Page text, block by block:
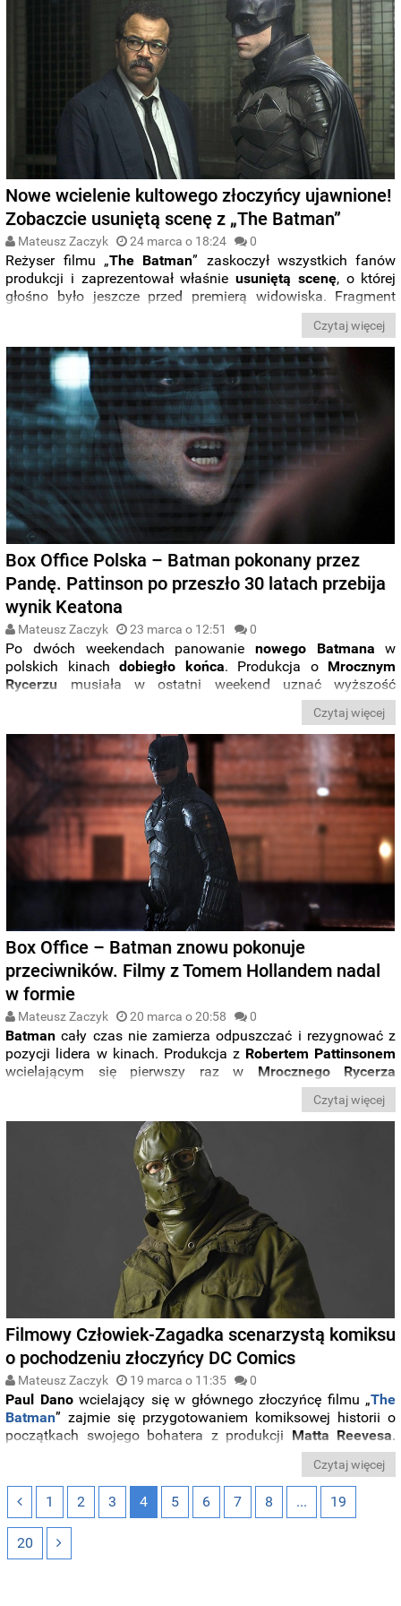
nowym wpisie z cyklu „ Co nowego na 4K UHD? ”. Miłej lektury.
Nowe wcielenie kultowego złoczyńcy ujawnione!
Zobaczcie usuniętą scenę z „The Batman”
Mateusz Zaczyk 24 marca o 18:24 0
Reżyser filmu „The Batman” zaskoczył wszystkich fanów
produkcji i zaprezentował właśnieusuniętą scenę, o której
głośno było jeszcze przed premierą widowiska. Fragment
nanową wersję
Czytaj więcej
Box Office Polska – Batman pokonany przez
Pandę. Pattinson po przeszło 30 latach przebija
wynik Keatona
Mateusz Zaczyk 23 marca o 12:51 0
Po dwóch weekendach panowanie nowego Batmana w
polskich kinachdobiegło końca. Produkcja o Mrocznym
Rycerzu musiała w ostatni weekend uznać wyższość
”, która po solidnym otwarciu
w drugim tygodniu swojej
obecności na ekranach. Mimo utraty prowadzenia, produkcja
z
Pattinsonemstała się już
najpopularniejszym filmem o
Batmanie goszczącym w polskich kinach.
Czytaj więcej
Box Office – Batman znowu pokonuje
przeciwników. Filmy z Tomem Hollandem nadal
w formie
Mateusz Zaczyk 20 marca o 20:58 0
Batman cały czas nie zamierza odpuszczać i rezygnować z
pozycji lidera w kinach. Produkcja z Robertem Pattinsonem
wcielającym się pierwszy raz w Mrocznego
Rycerza
ponownie przyciągnęła największą liczbę widzów i zdołała
granicę 300 mln dolarów. Nie
było się jednak bez wpadek.
Czytaj więcej
Filmowy Człowiek-Zagadka scenarzystą komiksu
o pochodzeniu złoczyńcy DC Comics
Mateusz Zaczyk 19 marca o 11:35 0
Paul Danowcielający się w głównego złoczyńcę filmu „The
Batman” zajmie się przygotowaniem komiksowej historii o
początkach swojego bohatera z produkcji Matta Reevesa.
Riddler: Year One”.
Czytaj więcej
1 2 3 4 5 6 7 8 ... 19
20